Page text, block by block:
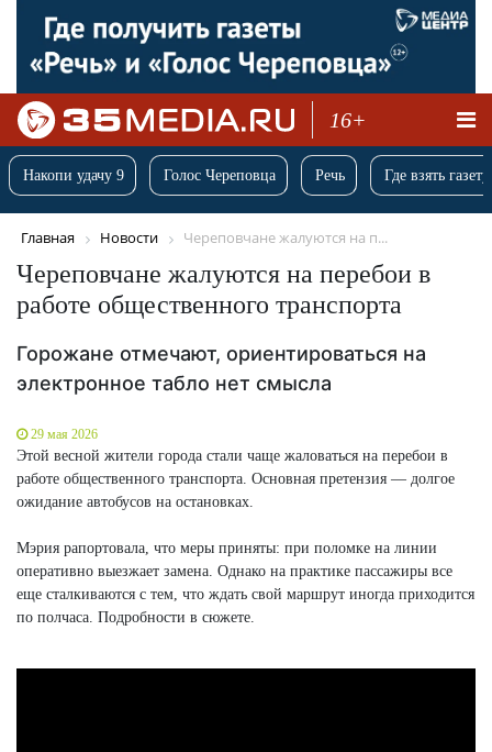
16+
Накопи удачу 9 Голос Череповца Речь Где взять
Главная Новости Череповчане жалуются на п...
Череповчане жалуются на перебои в
работе общественного транспорта
Горожане отмечают, ориентироваться на
электронное табло нет смысла
29 мая 2026
Этой весной жители города стали чаще жаловаться на перебои в
работе общественного транспорта. Основная претензия — долгое
ожидание автобусов на остановках.
Мэрия рапортовала, что меры приняты: при поломке на линии
оперативно выезжает замена. Однако на практике пассажиры все
еще сталкиваются с тем, что ждать свой маршрут иногда приходится
по полчаса. Подробности в сюжете.